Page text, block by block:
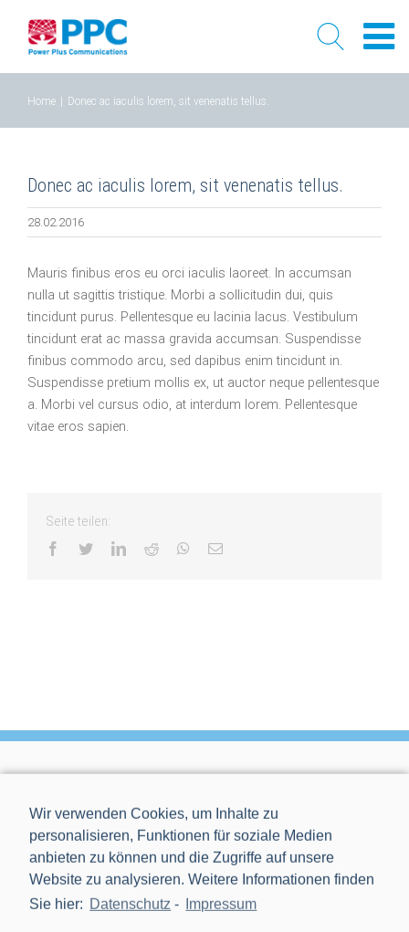
Wir verwenden Cookies, um Inhalte zu
personalisieren, Funktionen für soziale Medien
anbieten zu können und die Zugriffe auf unsere
Website zu analysieren. Weitere Informationen finden
Sie hier: Datenschutz - Impressum
content
Home Donec ac iaculis lorem, sit venenatis tellus.
Donec ac iaculis lorem, sit venenatis tellus.
28.02.2016
Mauris finibus eros eu orci iaculis laoreet. In accumsan
nulla ut sagittis tristique. Morbi a sollicitudin dui, quis
tincidunt purus. Pellentesque eu lacinia lacus. Vestibulum
tincidunt erat ac massa gravida accumsan. Suspendisse
finibus commodo arcu, sed dapibus enim tincidunt in.
Suspendisse pretium mollis ex, ut auctor neque pellentesque
a. Morbi vel cursus odio, at interdum lorem. Pellentesque
vitae eros sapien.
Seite teilen:
facebooktwitterlinkedinreddit whatsappEmail
Die Power Plus Communications AG (PPC), mit Sitz in
Mannheim, ist der führende Anbieter von Smart Meter